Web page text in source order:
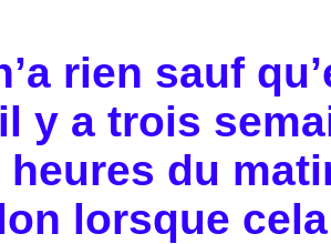
rien sauf
y a trois
heures du
lorsque